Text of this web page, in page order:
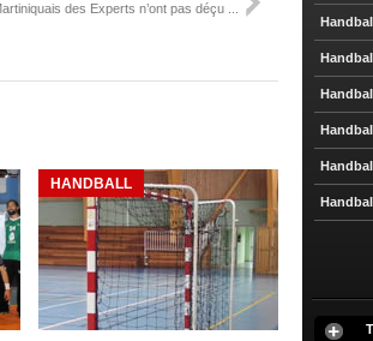
des Experts n’ont pas déçu ...
HANDBALL